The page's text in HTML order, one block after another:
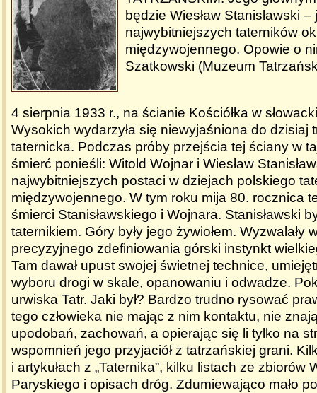
będzie Wiesław Stanisławski
najwybitniejszych taterników
międzywojennego. Opowie o
Szatkowski (Muzeum
4 sierpnia 1933 r., na ścianie Kościółka w
Wysokich wydarzyła się niewyjaśniona do dzisiaj
taternicka. Podczas próby przejścia tej ściany w
śmierć ponieśli: Witold Wojnar i Wiesław
najwybitniejszych postaci w dziejach polskiego
międzywojennego. W tym roku mija 80. rocznica
śmierci Stanisławskiego i Wojnara. Stanisławski
taternikiem. Góry były jego żywiołem. Wyzwalały
precyzyjnego zdefiniowania górski instynkt
Tam dawał upust swojej świetnej technice,
wyboru drogi w skale, opanowaniu i odwadze.
urwiska Tatr. Jaki był? Bardzo trudno rysować
tego człowieka nie mając z nim kontaktu, nie
upodobań, zachowań, a opierając się li tylko na
wspomnień jego przyjaciół z tatrzańskiej grani.
i artykułach z „Taternika”, kilku listach ze zbiorów
Paryskiego i opisach dróg. Zdumiewająco mało